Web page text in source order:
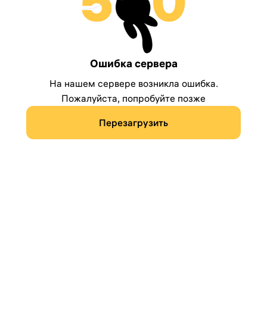
Ошибка сервера
На нашем сервере возникла ошибка.
Пожалуйста, попробуйте позже
Перезагрузить